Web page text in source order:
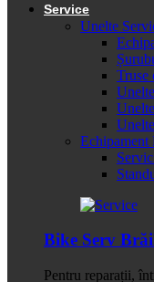
Service
Unelte
Truse
Echipament
Bike Serv
Pentru reparații,